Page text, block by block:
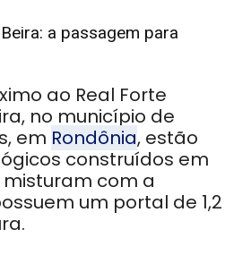
a passagem para
ao Real Forte
no município de
em Rondônia, estão
construídos em
com a
um portal de 1,2